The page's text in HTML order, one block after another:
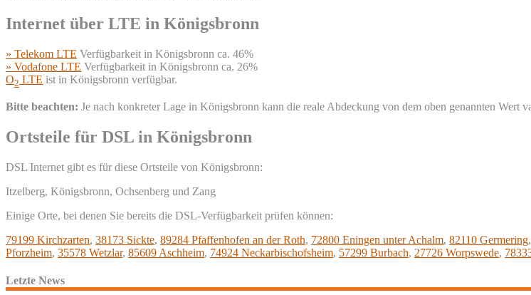
Internet über LTE in Königsbronn
» Telekom LTE Verfügbarkeit in Königsbronn ca. 46%
» Vodafone LTE Verfügbarkeit in Königsbronn ca. 26%
O2 LTE ist in Königsbronn verfügbar.
Bitte beachten: Je nach konkreter Lage in Königsbronn kann die reale Abdeckung von dem oben genannten Wert
Ortsteile für DSL in Königsbronn
DSL Internet gibt es für diese Ortsteile von Königsbronn:
Itzelberg, Königsbronn, Ochsenberg und Zang
Einige Orte, bei denen Sie bereits die DSL-Verfügbarkeit prüfen können:
79199 Kirchzarten, 38173 Sickte, 89284 Pfaffenhofen an der Roth, 72800 Eningen unter Achalm, 82110 Germering,
Pforzheim, 35578 Wetzlar, 85609 Aschheim, 74924 Neckarbischofsheim, 57299 Burbach, 27726 Worpswede,
Letzte News